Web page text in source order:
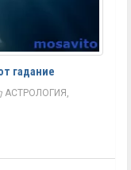
гадание
АСТРОЛОГИЯ,